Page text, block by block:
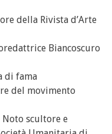
della Rivista d’Arte
Biancoscuro
di fama
del movimento
Noto scultore e